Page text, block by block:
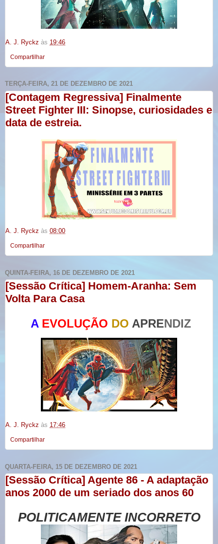
A. J. Ryckz às 19:46
Compartilhar
TERÇA-FEIRA, 21 DE DEZEMBRO DE 2021
[Contagem Regressiva] Finalmente
Street Fighter III: Sinopse, curiosidades e
data de estreia.
A. J. Ryckz às 08:00
Compartilhar
QUINTA-FEIRA, 16 DE DEZEMBRO DE 2021
[Sessão Crítica] Homem-Aranha: Sem
Volta Para Casa
A EVOLUÇÃO DO APRENDIZ
A. J. Ryckz às 17:46
Compartilhar
QUARTA-FEIRA, 15 DE DEZEMBRO DE 2021
[Sessão Crítica] Agente 86 - A adaptação
anos 2000 de um seriado dos anos 60
POLITICAMENTE INCORRETO